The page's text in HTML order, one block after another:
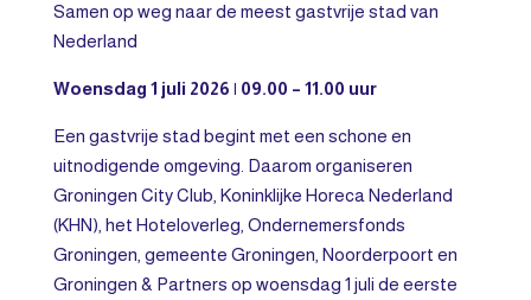
Samen op weg naar de meest gastvrije stad van
Nederland
Woensdag 1 juli 2026 | 09.00 – 11.00 uur
Een gastvrije stad begint met een schone en
uitnodigende omgeving. Daarom organiseren
Groningen City Club, Koninklijke Horeca Nederland
(KHN), het Hoteloverleg, Ondernemersfonds
Groningen, gemeente Groningen, Noorderpoort en
Groningen & Partners op woensdag 1 juli de eerste